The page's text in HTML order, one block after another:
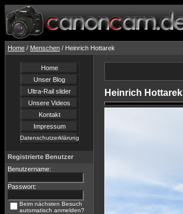
Home / Menschen / Heinrich Hottarek
Home
Unser Blog
Ultra-Rail slider
Unsere Videos
Kontakt
Impressum
Datenschutzerklärung
Registrierte Benutzer
Benutzername:
Passwort:
Beim nächsten Besuch
automatisch anmelden?
Heinrich Hottarek